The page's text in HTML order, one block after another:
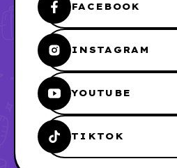
FACEBOOK
INSTAGRAM
YOUTUBE
TIKTOK